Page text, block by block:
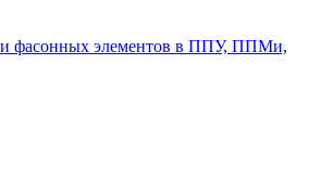
и фасонных элементов в ППУ, ППМи,